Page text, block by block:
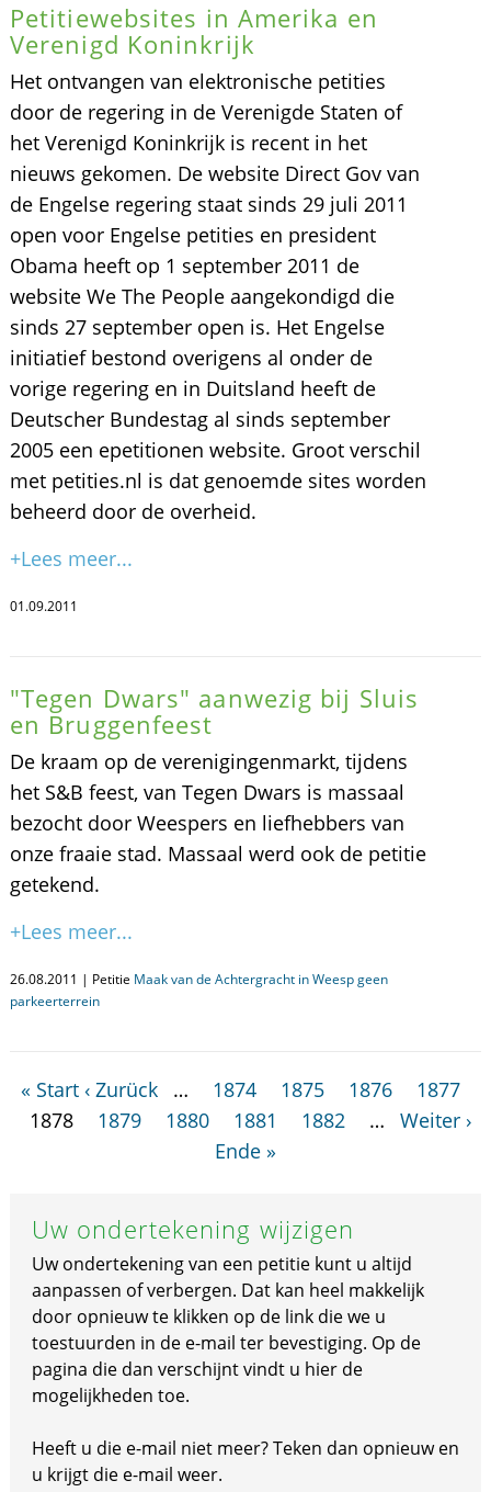
Petitiewebsites in Amerika en
Verenigd Koninkrijk
Het ontvangen van elektronische petities
door de regering in de Verenigde Staten of
het Verenigd Koninkrijk is recent in het
nieuws gekomen. De website Direct Gov van
de Engelse regering staat sinds 29 juli 2011
open voor Engelse petities en president
Obama heeft op 1 september 2011 de
website We The People aangekondigd die
sinds 27 september open is. Het Engelse
initiatief bestond overigens al onder de
vorige regering en in Duitsland heeft de
Deutscher Bundestag al sinds september
2005 een epetitionen website. Groot verschil
met petities.nl is dat genoemde sites worden
beheerd door de overheid.
+Lees meer...
01.09.2011
"Tegen Dwars" aanwezig bij Sluis
en Bruggenfeest
De kraam op de verenigingenmarkt, tijdens
het S&B feest, van Tegen Dwars is massaal
bezocht door Weespers en liefhebbers van
onze fraaie stad. Massaal werd ook de petitie
getekend.
+Lees meer...
26.08.2011 | Petitie Maak van de Achtergracht in Weesp geen
parkeerterrein
« Start ‹ Zurück … 1874 1875 1876
1877
1878
1879 1880 1881 1882 …
Weiter ›
Ende »
Uw ondertekening wijzigen
Uw ondertekening van een petitie kunt u altijd
aanpassen of verbergen. Dat kan heel makkelijk
door opnieuw te klikken op de link die we u
toestuurden in de e-mail ter bevestiging. Op de
pagina die dan verschijnt vindt u hier de
mogelijkheden toe.
Heeft u die e-mail niet meer? Teken dan opnieuw en
u krijgt die e-mail weer.